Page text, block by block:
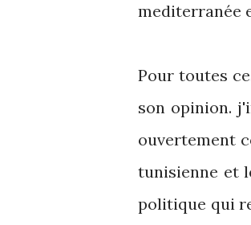
mediterranée
Pour toutes
son opinion.
ouvertement
tunisienne et
politique qui